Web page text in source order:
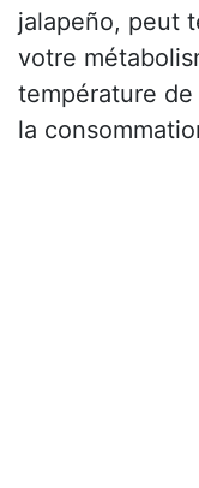
jalapeño, peut
votre
température
la